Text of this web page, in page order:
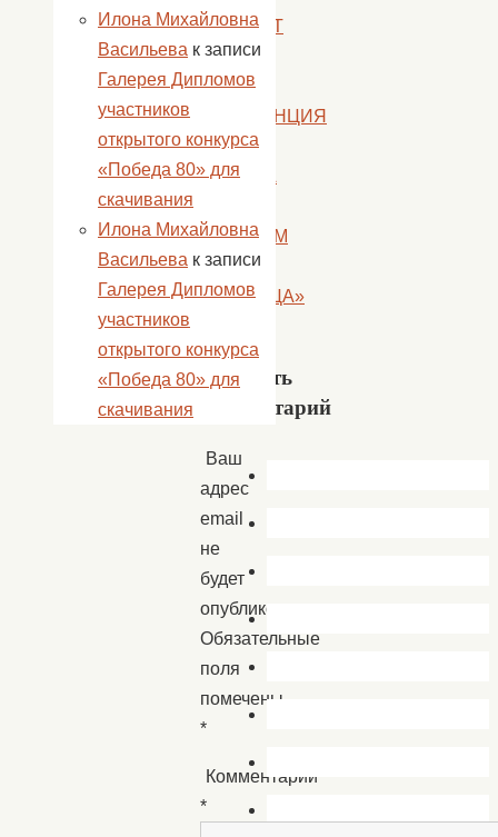
ОТКРОЕТ
СВОИ
ДВЕРИ
РЕЗИДЕНЦИЯ
ДЕДА
МОРОЗА
РУССКОМ
ЦЕНТРЕ
«ГОРЛИЦА»
Добавить
комментарий
Ваш
адрес
email
не
будет
опубликован.
Обязательные
поля
помечены
*
Комментарий
*
Илона Михайловна
Васильева к записи
Галерея Дипломов
участников
открытого конкурса
«Победа 80» для
скачивания
Илона Михайловна
Васильева к записи
Галерея Дипломов
участников
открытого конкурса
«Победа 80» для
скачивания